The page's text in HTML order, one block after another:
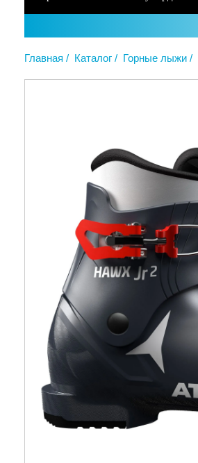
Главная Каталог Горные лыжи